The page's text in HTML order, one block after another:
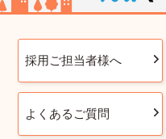
採用ご担当者様へ
よくあるご質問